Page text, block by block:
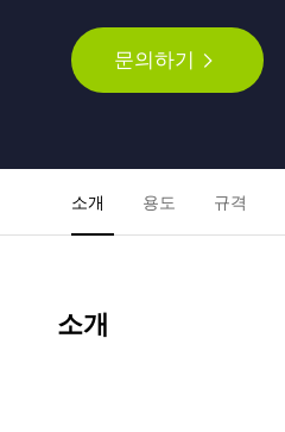
문의하기
소개 용도 규격
소개